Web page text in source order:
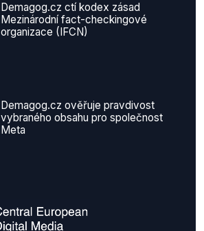
Demagog.cz ctí kodex zásad
Mezinárodní fact-checkingové
organizace (IFCN)
Demagog.cz ověřuje pravdivost
vybraného obsahu pro společnost
Meta